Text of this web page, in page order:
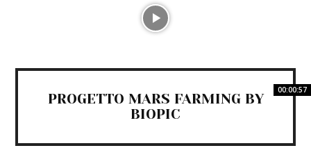
00:00:57
PROGETTO MARS FARMING BY
BIOPIC